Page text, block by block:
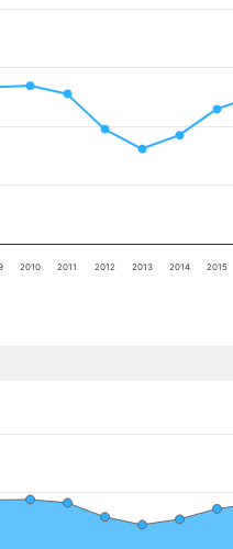
2010 2011 2012 2013 2014 2015